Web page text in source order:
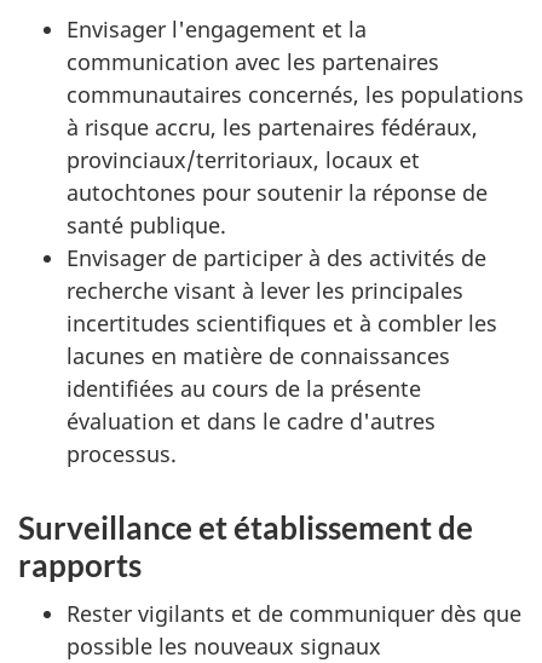
Envisager l'engagement et la
communication avec les partenaires
communautaires concernés, les populations
à risque accru, les partenaires fédéraux,
provinciaux/territoriaux, locaux et
autochtones pour soutenir la réponse de
santé publique.
Envisager de participer à des activités de
recherche visant à lever les principales
incertitudes scientifiques et à combler les
lacunes en matière de connaissances
identifiées au cours de la présente
évaluation et dans le cadre d'autres
processus.
Surveillance et établissement de
rapports
Rester vigilants et de communiquer dès que
possible les nouveaux signaux